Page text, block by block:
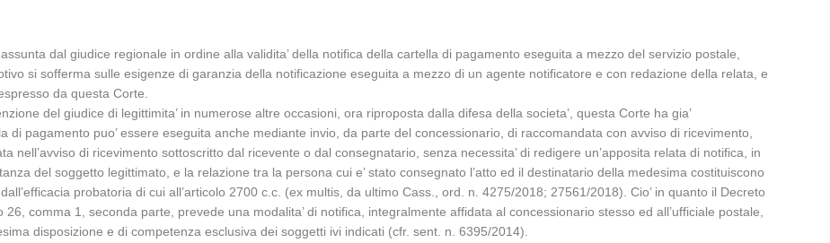
dal giudice regionale in ordine alla validita’ della notifica della cartella di pagamento eseguita a mezzo del servizio postale,
si sofferma sulle esigenze di garanzia della notificazione eseguita a mezzo di un agente notificatore e con redazione della relata, e
da questa Corte.
del giudice di legittimita’ in numerose altre occasioni, ora riproposta dalla difesa della societa’, questa Corte ha gia’
pagamento puo’ essere eseguita anche mediante invio, da parte del concessionario, di raccomandata con avviso di ricevimento,
nell’avviso di ricevimento sottoscritto dal ricevente o dal consegnatario, senza necessita’ di redigere un’apposita relata di notifica, in
del soggetto legittimato, e la relazione tra la persona cui e’ stato consegnato l’atto ed il destinatario della medesima costituiscono
probatoria di cui all’articolo 2700 c.c. (ex multis, da ultimo Cass., ord. n. 4275/2018; 27561/2018). Cio’ in quanto il Decreto
comma 1, seconda parte, prevede una modalita’ di notifica, integralmente affidata al concessionario stesso ed all’ufficiale postale,
disposizione e di competenza esclusiva dei soggetti ivi indicati (cfr. sent. n. 6395/2014).